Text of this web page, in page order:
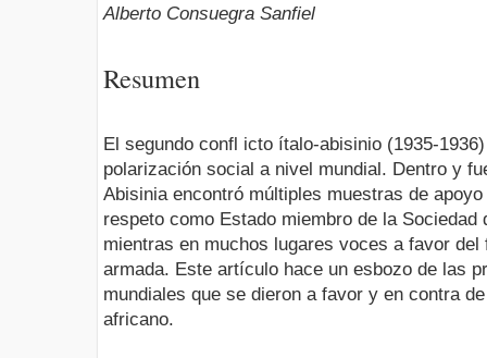
Alberto Consuegra Sanfiel
Resumen
El segundo confl icto ítalo-abisinio (1935-
polarización social a nivel mundial. Dentro y
Abisinia encontró múltiples muestras de
respeto como Estado miembro de la Sociedad
mientras en muchos lugares voces a favor
armada. Este artículo hace un esbozo de las
mundiales que se dieron a favor y en contra
africano.